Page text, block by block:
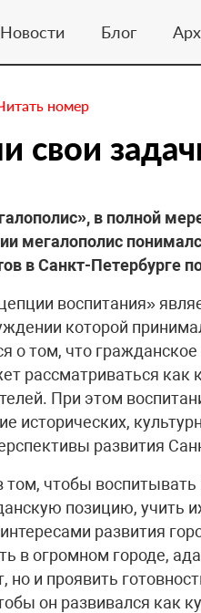
Новости Блог
номер
свои
в полной
мегалополис
в Санкт-Петербурге
воспитания»
которой
о том, что
рассматриваться как
При этом
исторических,
развития
том, чтобы
позицию, учить
развития
в огромном городе,
и проявить
он развивался как